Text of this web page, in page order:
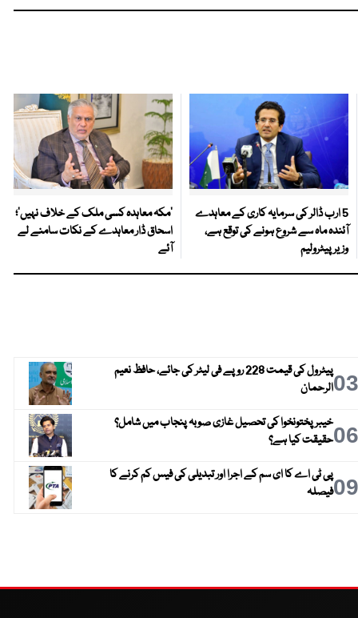
5 ارب ڈالر کی سرمایہ کاری کے معاہدے
آئندہ ماہ سے شروع ہونے کی توقع ہے،
وزیر پیٹرولیم
‘مکہ معاہدہ کسی ملک کے خلاف نہیں’؛
اسحاق ڈار معاہدے کے نکات سامنے لے
آئے
03
پیٹرول کی قیمت 228 روپے فی لیٹر کی جائے، حافظ نعیم
الرحمان
06خیبر پختونخوا کی تحصیل غازی صوبہ پنجاب میں شامل؟
حقیقت کیا ہے؟
09پی ٹی اے کا ای سم کے اجرا اور تبدیلی کی فیس کم کرنے کا
فیصلہ